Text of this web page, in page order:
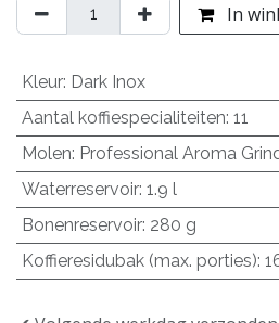
In
Kleur: Dark Inox
Aantal koffiespecialiteiten: 11
Molen: Professional Aroma
Waterreservoir: 1.9 l
Bonenreservoir: 280 g
Koffieresidubak (max. porties):